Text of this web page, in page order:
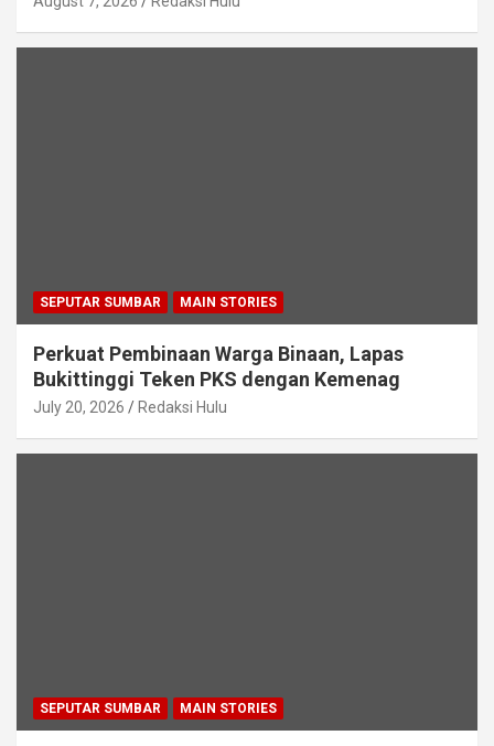
SEPUTAR SUMBAR MAIN STORIES
Perkuat Pembinaan Warga Binaan, Lapas
Bukittinggi Teken PKS dengan Kemenag
July 20, 2026 Redaksi Hulu
SEPUTAR SUMBAR MAIN STORIES